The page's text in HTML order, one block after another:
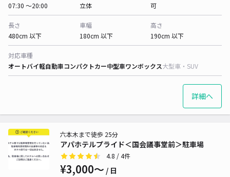
07:30 〜20:00 立体 可
長さ
480cm 以下
車幅
180cm 以下
高さ
190cm 以下
対応車種
オートバイ軽自動車コンパクトカー中型車ワンボックス大型車・SUV
詳細へ
アパホテルプライド＜国会議事堂前＞駐車場
六本木まで徒歩 25分
4.8 / 4件
¥3,000〜 / 日